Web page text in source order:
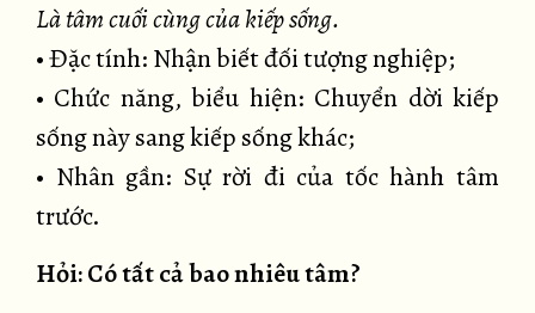
Là tâm cuối cùng của kiếp sống.
• Đặc tính: Nhận biết đối tượng nghiệp;
• Chức năng, biểu hiện: Chuyển dời kiếp
sống này sang kiếp sống khác;
• Nhân gần: Sự rời đi của tốc hành tâm
trước.
Hỏi: Có tất cả bao nhiêu tâm?